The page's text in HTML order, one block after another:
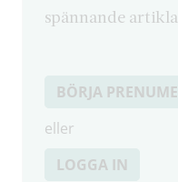
spännande
BÖRJA
eller
LOGGA IN